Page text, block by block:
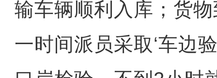
输车辆顺利入库；货
一时间派员采取‘车边